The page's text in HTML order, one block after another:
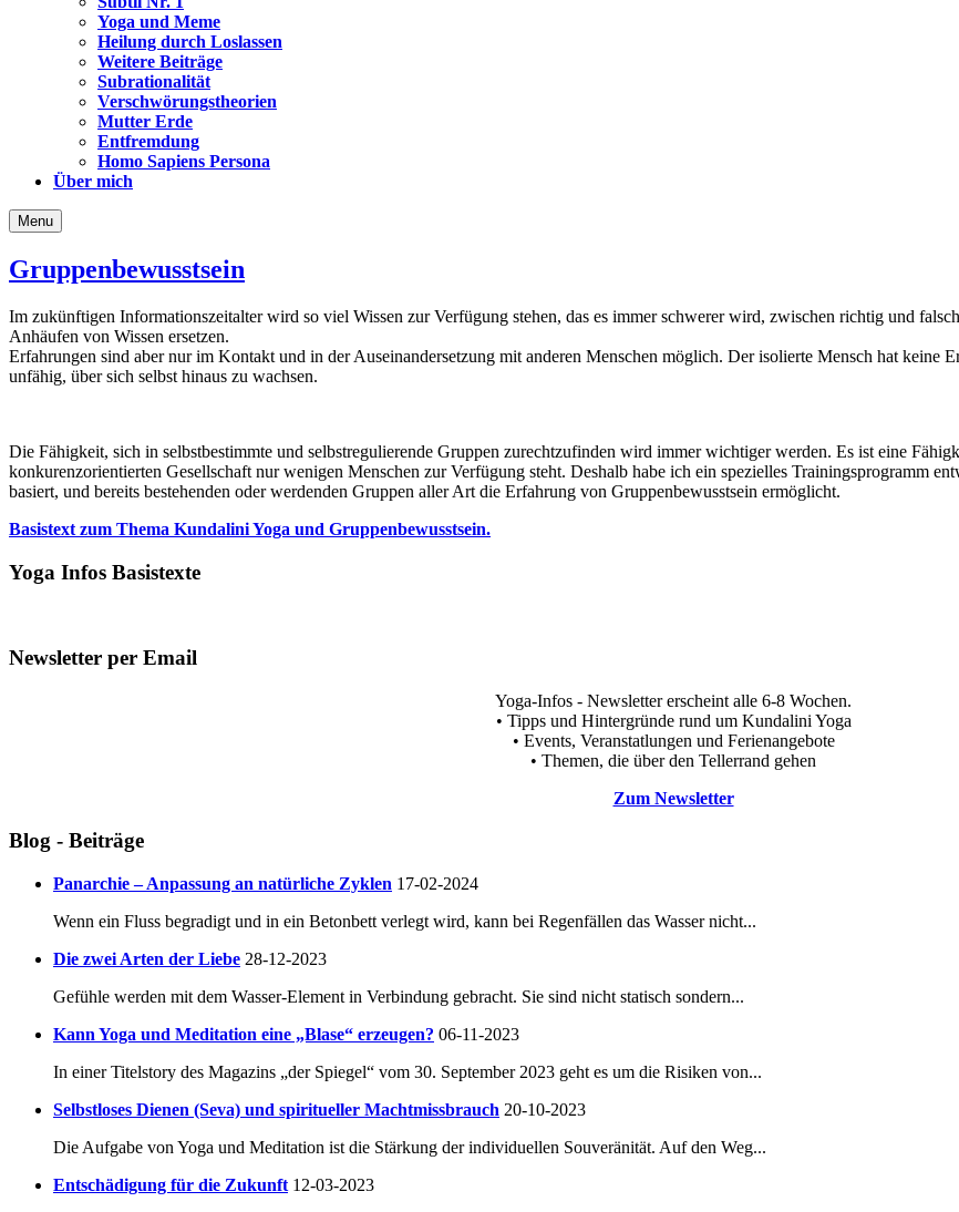
Yoga und Meme
Heilung durch Loslassen
Weitere Beiträge
Subrationalität
Verschwörungstheorien
Mutter Erde
Entfremdung
Homo Sapiens Persona
Über mich
Menu
Gruppenbewusstsein
Im zukünftigen Informationszeitalter wird so viel Wissen zur Verfügung stehen, das es immer schwerer wird, zwischen richtig und
Anhäufen von Wissen ersetzen.
Erfahrungen sind aber nur im Kontakt und in der Auseinandersetzung mit anderen Menschen möglich. Der isolierte Mensch hat keine
unfähig, über sich selbst hinaus zu wachsen.
Die Fähigkeit, sich in selbstbestimmte und selbstregulierende Gruppen zurechtzufinden wird immer wichtiger werden. Es ist eine
konkurenzorientierten Gesellschaft nur wenigen Menschen zur Verfügung steht. Deshalb habe ich ein spezielles Trainingsprogramm
basiert, und bereits bestehenden oder werdenden Gruppen aller Art die Erfahrung von Gruppenbewusstsein ermöglicht.
Basistext zum Thema Kundalini Yoga und Gruppenbewusstsein.
Yoga Infos Basistexte
Newsletter per Email
Yoga-Infos - Newsletter erscheint alle 6-8 Wochen.
• Tipps und Hintergründe rund um Kundalini Yoga
• Events, Veranstatlungen und Ferienangebote
• Themen, die über den Tellerrand gehen
Zum Newsletter
Blog - Beiträge
Panarchie – Anpassung an natürliche Zyklen 17-02-2024
Wenn ein Fluss begradigt und in ein Betonbett verlegt wird, kann bei Regenfällen das Wasser nicht...
Die zwei Arten der Liebe 28-12-2023
Gefühle werden mit dem Wasser-Element in Verbindung gebracht. Sie sind nicht statisch sondern...
Kann Yoga und Meditation eine „Blase“ erzeugen? 06-11-2023
In einer Titelstory des Magazins „der Spiegel“ vom 30. September 2023 geht es um die Risiken von...
Selbstloses Dienen (Seva) und spiritueller Machtmissbrauch 20-10-2023
Die Aufgabe von Yoga und Meditation ist die Stärkung der individuellen Souveränität. Auf den Weg...
Entschädigung für die Zukunft 12-03-2023